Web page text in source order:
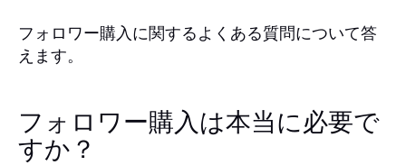
フォロワー購入に関するよくある質問について答
えます。
フォロワー購入は本当に必要で
すか？